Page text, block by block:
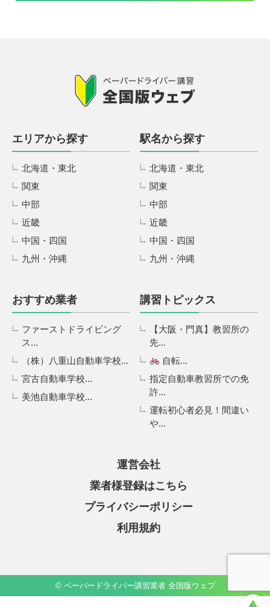
エリアから探す
北海道・東北
関東
中部
近畿
中国・四国
九州・沖縄
駅名から探す
北海道・東北
関東
中部
近畿
中国・四国
九州・沖縄
おすすめ業者
ファーストドライビング
ス...
（株）八重山自動車学校...
宮古自動車学校...
美池自動車学校...
講習トピックス
【大阪・門真】教習所の
先...
自転...
指定自動車教習所での免
許...
運転初心者必見！間違い
や...
運営会社
業者様登録はこちら
プライバシーポリシー
利用規約
© ペーパードライバー講習業者 全国版ウェブ